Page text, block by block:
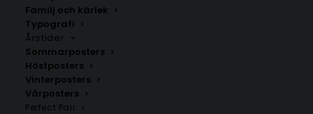
Familj och kärlek
Typografi
Årstider
Sommarposters
Höstposters
Vinterposters
Vårposters
Perfect Pair
Stöde
Fr.200.00